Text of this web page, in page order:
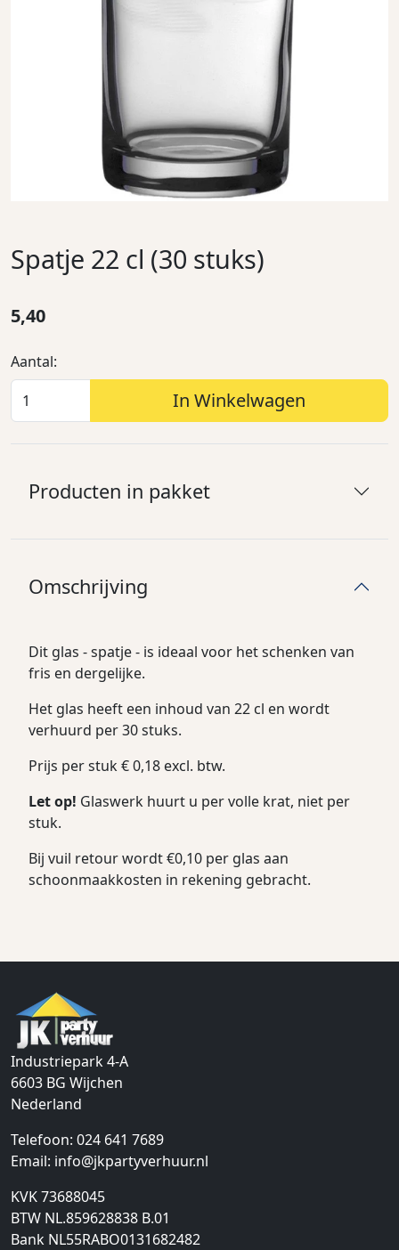
Spatje 22 cl (30 stuks)
5,40
Aantal:
In Winkelwagen
Producten in pakket
Omschrijving
Dit glas - spatje - is ideaal voor het schenken van
fris en dergelijke.
Het glas heeft een inhoud van 22 cl en wordt
verhuurd per 30 stuks.
Prijs per stuk € 0,18 excl. btw.
Let op! Glaswerk huurt u per volle krat, niet per
stuk.
Bij vuil retour wordt €0,10 per glas aan
schoonmaakkosten in rekening gebracht.
Industriepark 4-A
6603 BG Wijchen
Nederland
Telefoon: 024 641 7689
Email: info@jkpartyverhuur.nl
KVK 73688045
BTW NL.859628838 B.01
Bank NL55RABO0131682482